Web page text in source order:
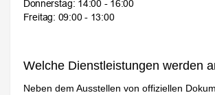
Welche Dienstleistungen werden
Neben dem Ausstellen von offiziellen